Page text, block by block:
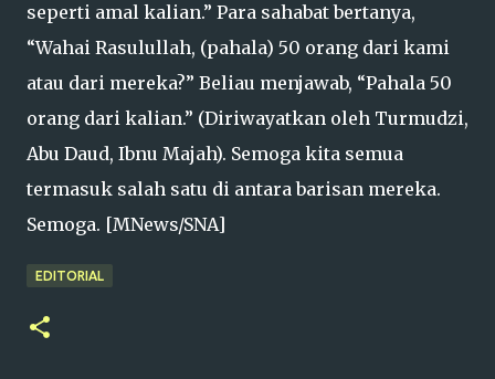
seperti amal kalian.” Para sahabat bertanya,
“Wahai Rasulullah, (pahala) 50 orang dari kami
atau dari mereka?” Beliau menjawab, “Pahala 50
orang dari kalian.” (Diriwayatkan oleh Turmudzi,
Abu Daud, Ibnu Majah). Semoga kita semua
termasuk salah satu di antara barisan mereka.
Semoga. [MNews/SNA]
EDITORIAL